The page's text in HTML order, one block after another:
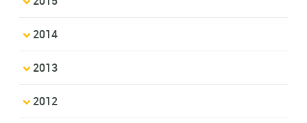
2014
2013
2012